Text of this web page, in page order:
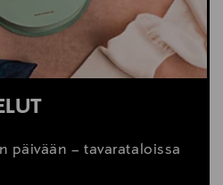
päivään – tavarataloissa